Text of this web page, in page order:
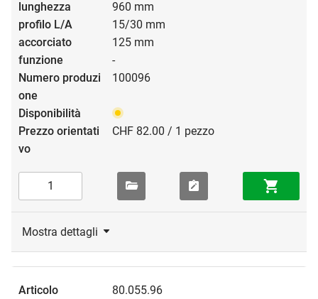
960 mm
15/30 mm
125 mm
-
100096
CHF 82.00 / 1 pezzo
Mostra dettagli
80.055.96